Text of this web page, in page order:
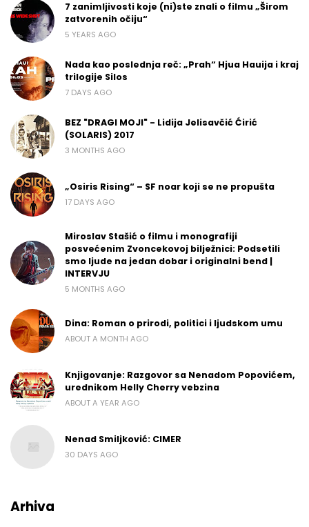
7 zanimljivosti koje (ni)ste znali o filmu „Širom
zatvorenih očiju“
5 YEARS AGO
Nada kao poslednja reč: „Prah“ Hjua Hauija i kraj
trilogije Silos
7 DAYS AGO
BEZ "DRAGI MOJI" - Lidija Jelisavčić Ćirić
(SOLARIS) 2017
3 MONTHS AGO
„Osiris Rising“ – SF noar koji se ne propušta
17 DAYS AGO
Miroslav Stašić o filmu i monografiji
posvećenim Zvoncekovoj bilježnici: Podsetili
smo ljude na jedan dobar i originalni bend |
INTERVJU
5 MONTHS AGO
Dina: Roman o prirodi, politici i ljudskom umu
ABOUT A MONTH AGO
Knjigovanje: Razgovor sa Nenadom Popovićem,
urednikom Helly Cherry vebzina
ABOUT A YEAR AGO
Nenad Smiljković: CIMER
30 DAYS AGO
Arhiva